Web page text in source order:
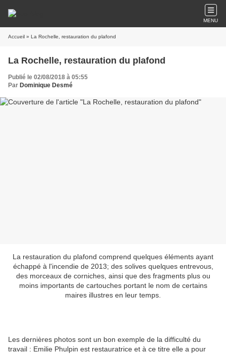
MENU
Accueil » La Rochelle, restauration du plafond
La Rochelle, restauration du plafond
Publié le 02/08/2018 à 05:55
Par Dominique Desmé
La restauration du plafond comprend quelques éléments ayant
échappé à l'incendie de 2013; des solives quelques entrevous,
des morceaux de corniches, ainsi que des fragments plus ou
moins importants de cartouches portant le nom de certains
maires illustres en leur temps.
Les dernières photos sont un bon exemple de la difficulté du
travail : Emilie Phulpin est restauratrice et à ce titre elle a pour